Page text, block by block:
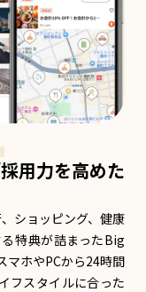
用力を高めた
ショッピング、健康
特典が詰まったBig
マホやPCから24時間
フスタイルに合った